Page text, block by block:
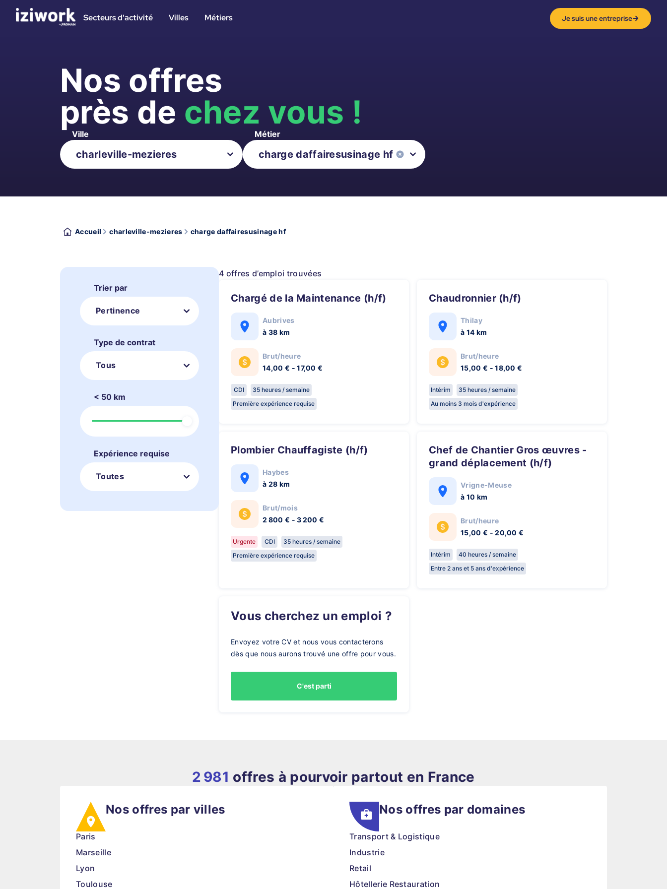
Secteurs d'activité Villes Métiers Je suis une entreprise
Nos offres
près de chez vous !
Ville Métier
Accueil charleville-mezieres charge daffairesusinage hf
Trier par
Pertinence
Type de contrat
Tous
< 50 km
Expérience requise
Toutes
4 offres d’emploi trouvées
Chargé de la Maintenance (h/f)
Aubrives
à 38 km
Brut/heure
14,00 € - 17,00 €
CDI
35 heures / semaine
Première expérience requise
Chaudronnier (h/f)
Thilay
à 14 km
Brut/heure
15,00 € - 18,00 €
Intérim
35 heures / semaine
Au moins 3 mois d'expérience
Plombier Chauffagiste (h/f)
Haybes
à 28 km
Brut/mois
2 800 € - 3 200 €
Urgente CDI
35 heures / semaine
Première expérience requise
Chef de Chantier Gros œuvres -
grand déplacement (h/f)
Vrigne-Meuse
à 10 km
Brut/heure
15,00 € - 20,00 €
Intérim
40 heures / semaine
Entre 2 ans et 5 ans d'expérience
Vous cherchez un emploi ?
Envoyez votre CV et nous vous contacterons
dès que nous aurons trouvé une offre pour vous.
C'est parti
2 981 offres à pourvoir partout en France
Nos offres par villes
Paris
Marseille
Lyon
Toulouse
Nos offres par domaines
Transport & Logistique
Industrie
Retail
Hôtellerie Restauration